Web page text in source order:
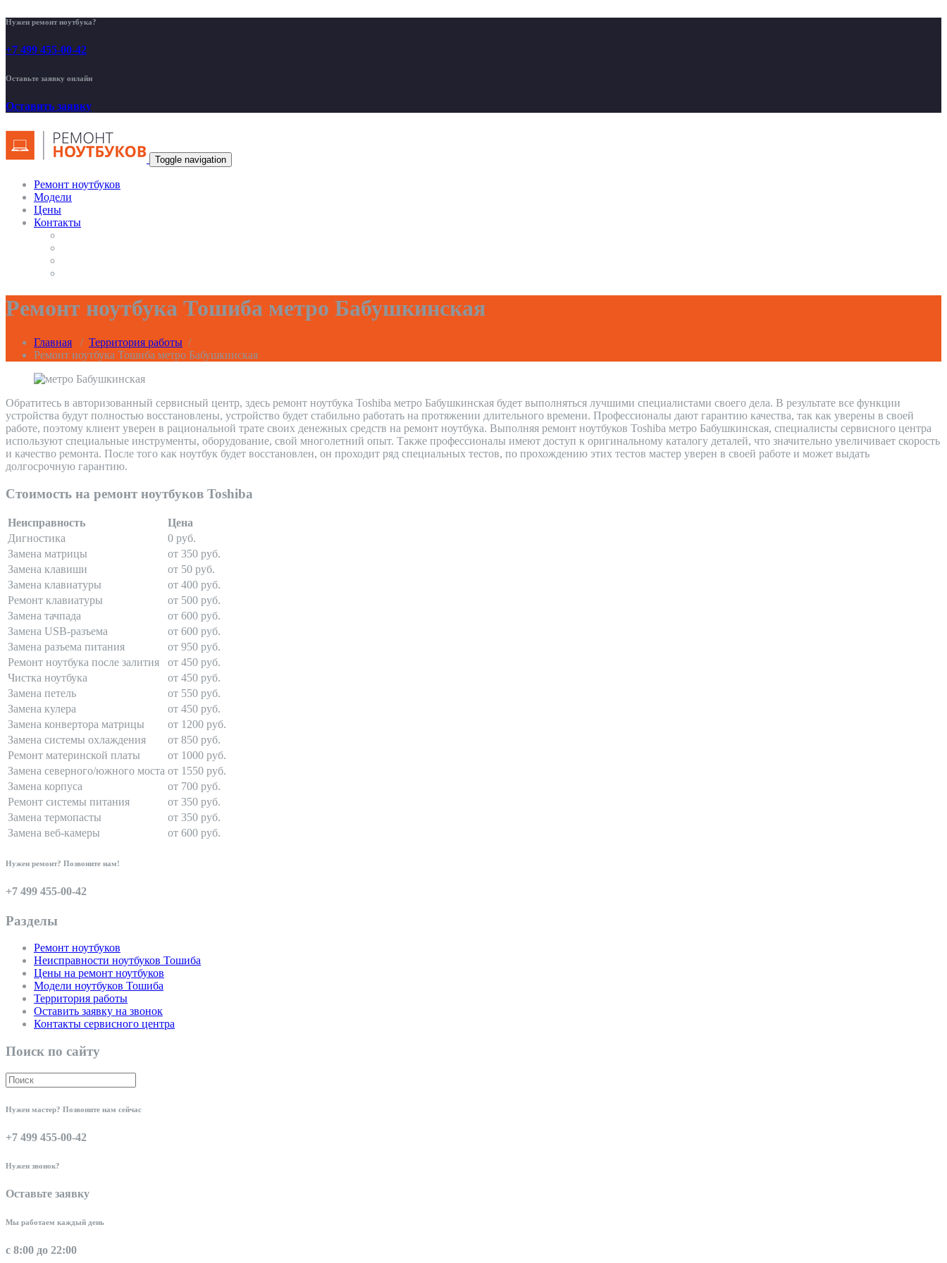
Нужен ремонт ноутбука?
+7 499 455-00-42
Оставьте заявку онлайн
Оставить заявку
Toggle navigation
Ремонт ноутбуков
Модели
Цены
Контакты
Ремонт ноутбука Тошиба метро Бабушкинская
Главная / Территория работы /
Ремонт ноутбука Тошиба метро Бабушкинская
Обратитесь в авторизованный сервисный центр, здесь ремонт ноутбука Toshiba метро Бабушкинская будет выполняться лучшими специалистами своего дела. В результате все функции
устройства будут полностью восстановлены, устройство будет стабильно работать на протяжении длительного времени. Профессионалы дают гарантию качества, так как уверены в своей
работе, поэтому клиент уверен в рациональной трате своих денежных средств на ремонт ноутбука. Выполняя ремонт ноутбуков Toshiba метро Бабушкинская, специалисты сервисного центра
используют специальные инструменты, оборудование, свой многолетний опыт. Также профессионалы имеют доступ к оригинальному каталогу деталей, что значительно увеличивает скорость
и качество ремонта. После того как ноутбук будет восстановлен, он проходит ряд специальных тестов, по прохождению этих тестов мастер уверен в своей работе и может выдать
долгосрочную гарантию.
Стоимость на ремонт ноутбуков Toshiba
Неисправность
Цена
Дигностика
0 руб.
Замена матрицы
от 350 руб.
Замена клавиши
от 50 руб.
Замена клавиатуры
от 400 руб.
Ремонт клавиатуры
от 500 руб.
Замена тачпада
от 600 руб.
Замена USB-разъема
от 600 руб.
Замена разъема питания
от 950 руб.
Ремонт ноутбука после залития
от 450 руб.
Чистка ноутбука
от 450 руб.
Замена петель
от 550 руб.
Замена кулера
от 450 руб.
Замена конвертора матрицы
от 1200 руб.
Замена системы охлаждения
от 850 руб.
Ремонт материнской платы
от 1000 руб.
Замена северного/южного моста от 1550 руб.
Замена корпуса
от 700 руб.
Ремонт системы питания
от 350 руб.
Замена термопасты
от 350 руб.
Замена веб-камеры
от 600 руб.
Нужен ремонт? Позвоните нам!
+7 499 455-00-42
Разделы
Ремонт ноутбуков
Неисправности ноутбуков Тошиба
Цены на ремонт ноутбуков
Модели ноутбуков Тошиба
Территория работы
Оставить заявку на звонок
Контакты сервисного центра
Поиск по сайту
Нужен мастер? Позвоните нам сейчас
+7 499 455-00-42
Нужен звонок?
Оставьте заявку
Мы работаем каждый день
с 8:00 до 22:00